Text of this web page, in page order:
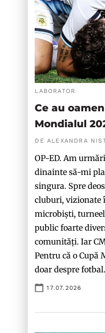
LABORATOR
Ce au
Mondialul
DE ALEXANDRA
OP-ED. Am
dinainte să-mi
singura. Spre
cluburi, vizionate
microbiști,
public foarte
comunități. Iar
Pentru că o Cupă
doar despre fotbal.
17.07.2026